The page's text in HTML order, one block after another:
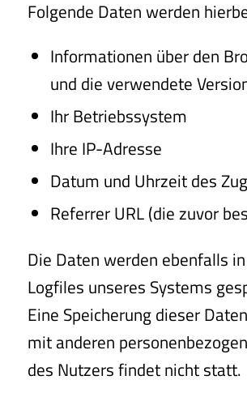
Folgende Daten werden
Informationen über den
und die verwendete
Ihr Betriebssystem
Ihre IP-Adresse
Datum und Uhrzeit des
Referrer URL (die zuvor
Die Daten werden ebenfalls
Logfiles unseres Systems
Eine Speicherung dieser
mit anderen
des Nutzers findet nicht statt.